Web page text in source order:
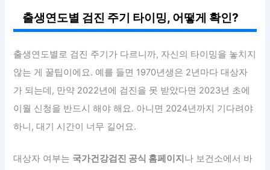
출생연도별 검진 주기 타이밍, 어떻게 확인?
출생연도별로 검진 주기가 다르니까, 자신의 타이밍을 놓치지
않는 게 꿀팁이에요. 예를 들면 1970년생은 2년마다 대상자
가 되는데, 만약 2022년에 검진을 못 받았다면 2023년 초에
이월 신청을 반드시 해야 해요. 아니면 2024년까지 기다려야
하니, 대기 시간이 너무 길어요.
대상자 여부는 국가건강검진 공식 홈페이지 나 보건소에서 바